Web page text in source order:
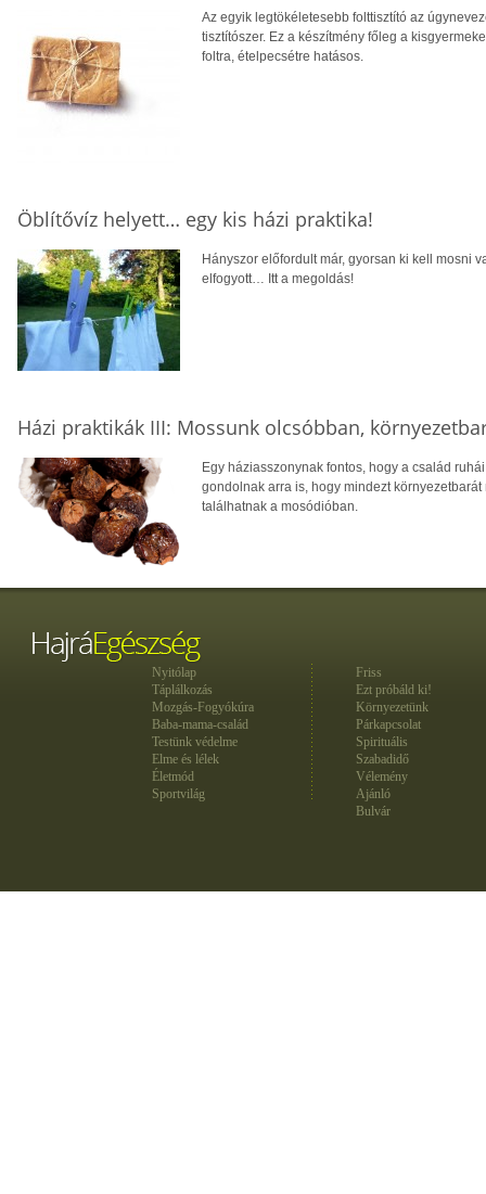
Az egyik legtökéletesebb folttisztító az
tisztítószer. Ez a készítmény főleg a
foltra, ételpecsétre hatásos.
Öblítővíz helyett… egy kis házi praktika!
Hányszor előfordult már, gyorsan ki kell mosni
elfogyott… Itt a megoldás!
Házi praktikák III: Mossunk olcsóbban,
Egy háziasszonynak fontos, hogy a család
gondolnak arra is, hogy mindezt
találhatnak a mosódióban.
Nyitólap
Táplálkozás
Mozgás-Fogyókúra
Baba-mama-család
Testünk védelme
Elme és lélek
Életmód
Sportvilág
Friss
Ezt próbáld ki!
Környezetünk
Párkapcsolat
Spirituális
Szabadidő
Vélemény
Ajánló
Bulvár